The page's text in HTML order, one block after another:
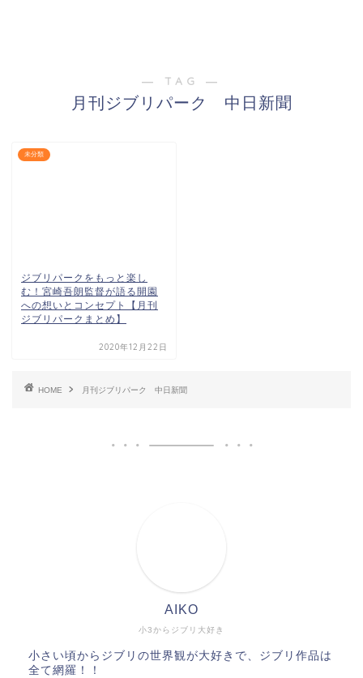
― TAG ―
月刊ジブリパーク 中日新聞
未分類
ジブリパークをもっと楽し
む！宮崎吾朗監督が語る開園
への想いとコンセプト【月刊
ジブリパークまとめ】
2020年12月22日
HOME 月刊ジブリパーク 中日新聞
小3からジブリ大好き
AIKO
小さい頃からジブリの世界観が大好きで、ジブリ作品は
全て網羅！！